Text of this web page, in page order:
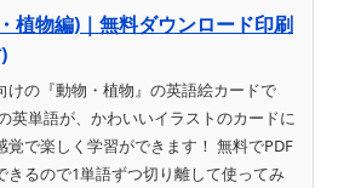
植物編)｜無料ダウンロード印刷
けの『動物・植物』の英語絵カードで
英単語が、かわいいイラストのカードに
覚で楽しく学習ができます！ 無料でPDF
きるので1単語ずつ切り離して使ってみ